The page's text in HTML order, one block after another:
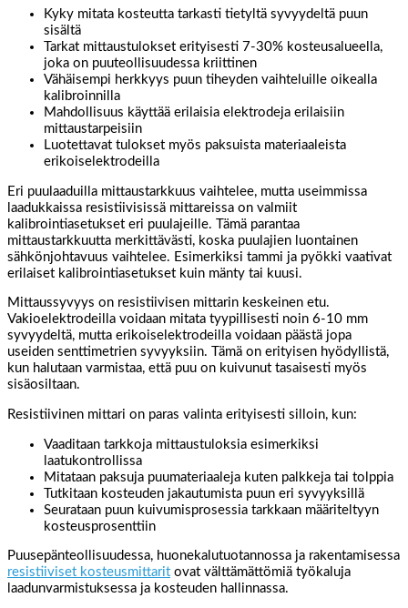
Kyky mitata kosteutta tarkasti tietyltä syvyydeltä puun
sisältä
Tarkat mittaustulokset erityisesti 7-30% kosteusalueella,
joka on puuteollisuudessa kriittinen
Vähäisempi herkkyys puun tiheyden vaihteluille oikealla
kalibroinnilla
Mahdollisuus käyttää erilaisia elektrodeja erilaisiin
mittaustarpeisiin
Luotettavat tulokset myös paksuista materiaaleista
erikoiselektrodeilla
Eri puulaaduilla mittaustarkkuus vaihtelee, mutta useimmissa
laadukkaissa resistiivisissä mittareissa on valmiit
kalibrointiasetukset eri puulajeille. Tämä parantaa
mittaustarkkuutta merkittävästi, koska puulajien luontainen
sähkönjohtavuus vaihtelee. Esimerkiksi tammi ja pyökki vaativat
erilaiset kalibrointiasetukset kuin mänty tai kuusi.
Mittaussyvyys on resistiivisen mittarin keskeinen etu.
Vakioelektrodeilla voidaan mitata tyypillisesti noin 6-10 mm
syvyydeltä, mutta erikoiselektrodeilla voidaan päästä jopa
useiden senttimetrien syvyyksiin. Tämä on erityisen hyödyllistä,
kun halutaan varmistaa, että puu on kuivunut tasaisesti myös
sisäosiltaan.
Resistiivinen mittari on paras valinta erityisesti silloin, kun:
Vaaditaan tarkkoja mittaustuloksia esimerkiksi
laatukontrollissa
Mitataan paksuja puumateriaaleja kuten palkkeja tai tolppia
Tutkitaan kosteuden jakautumista puun eri syvyyksillä
Seurataan puun kuivumisprosessia tarkkaan määriteltyyn
kosteusprosenttiin
Puusepänteollisuudessa, huonekalutuotannossa ja rakentamisessa
resistiiviset kosteusmittarit ovat välttämättömiä työkaluja
laadunvarmistuksessa ja kosteuden hallinnassa.